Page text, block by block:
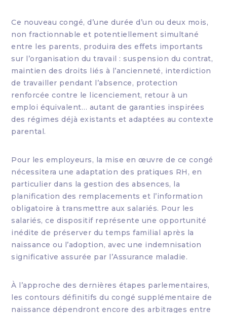
Ce nouveau congé, d’une durée d’un ou deux mois,
non fractionnable et potentiellement simultané
entre les parents, produira des effets importants
sur l’organisation du travail : suspension du contrat,
maintien des droits liés à l’ancienneté, interdiction
de travailler pendant l’absence, protection
renforcée contre le licenciement, retour à un
emploi équivalent… autant de garanties inspirées
des régimes déjà existants et adaptées au contexte
parental.
Pour les employeurs, la mise en œuvre de ce congé
nécessitera une adaptation des pratiques RH, en
particulier dans la gestion des absences, la
planification des remplacements et l’information
obligatoire à transmettre aux salariés. Pour les
salariés, ce dispositif représente une opportunité
inédite de préserver du temps familial après la
naissance ou l’adoption, avec une indemnisation
significative assurée par l’Assurance maladie.
À l’approche des dernières étapes parlementaires,
les contours définitifs du congé supplémentaire de
naissance dépendront encore des arbitrages entre